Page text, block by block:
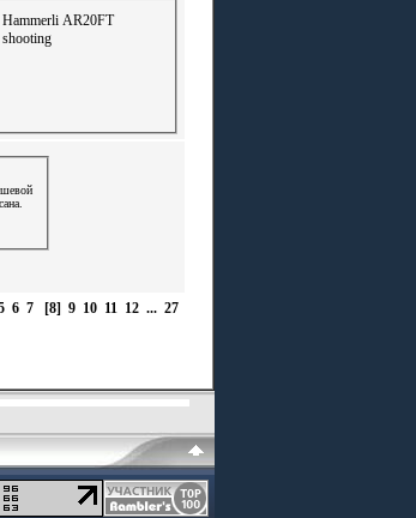
Hammerli AR20FT
shooting
6 7 [8] 9 10 11 12 ... 27